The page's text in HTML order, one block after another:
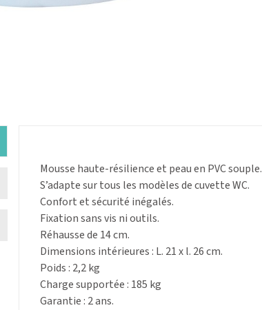
Mousse haute-résilience et peau en PVC souple.
S’adapte sur tous les modèles de cuvette WC.
Confort et sécurité inégalés.
Fixation sans vis ni outils.
Réhausse de 14 cm.
Dimensions intérieures : L. 21 x l. 26 cm.
Poids : 2,2 kg
Charge supportée : 185 kg
Garantie : 2 ans.